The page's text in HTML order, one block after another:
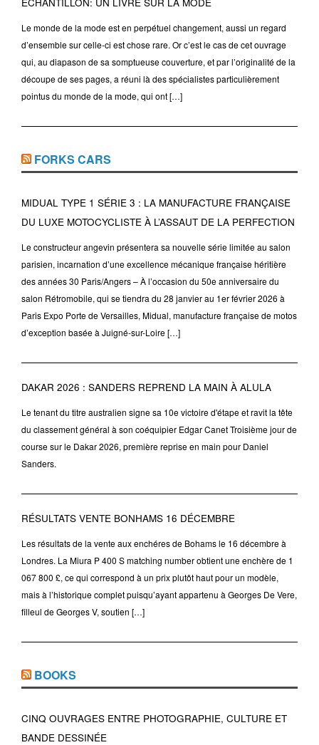
Le monde de la mode est en perpétuel changement, aussi un regard
d’ensemble sur celle-ci est chose rare. Or c’est le cas de cet ouvrage
qui, au diapason de sa somptueuse couverture, et par l’originalité de la
découpe de ses pages, a réuni là des spécialistes particulièrement
pointus du monde de la mode, qui ont […]
FORKS CARS
MIDUAL TYPE 1 SÉRIE 3 : LA MANUFACTURE FRANÇAISE
DU LUXE MOTOCYCLISTE À L’ASSAUT DE LA PERFECTION
Le constructeur angevin présentera sa nouvelle série limitée au salon
parisien, incarnation d’une excellence mécanique française héritière
des années 30 Paris/Angers – À l’occasion du 50e anniversaire du
salon Rétromobile, qui se tiendra du 28 janvier au 1er février 2026 à
Paris Expo Porte de Versailles, Midual, manufacture française de motos
d’exception basée à Juigné-sur-Loire […]
DAKAR 2026 : SANDERS REPREND LA MAIN À ALULA
Le tenant du titre australien signe sa 10e victoire d'étape et ravit la tête
du classement général à son coéquipier Edgar Canet Troisième jour de
course sur le Dakar 2026, première reprise en main pour Daniel
Sanders.
RÉSULTATS VENTE BONHAMS 16 DÉCEMBRE
Les résultats de la vente aux enchéres de Bohams le 16 décembre à
Londres. La Miura P 400 S matching number obtient une enchère de 1
067 800 £, ce qui correspond à un prix plutôt haut pour un modèle,
mais à l’historique complet puisqu’ayant appartenu à Georges De Vere,
filleul de Georges V, soutien […]
BOOKS
CINQ OUVRAGES ENTRE PHOTOGRAPHIE, CULTURE ET
BANDE DESSINÉE